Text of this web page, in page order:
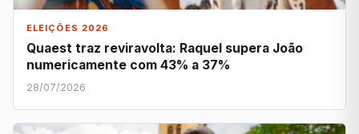
ELEIÇÕES 2026
Quaest traz reviravolta: Raquel supera João
numericamente com 43% a 37%
28/07/2026